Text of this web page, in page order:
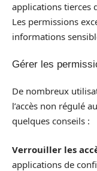
applications tierces
Les permissions
informations
Gérer les
De nombreux
l’accès non régulé
quelques conseils :
Verrouiller les
applications de